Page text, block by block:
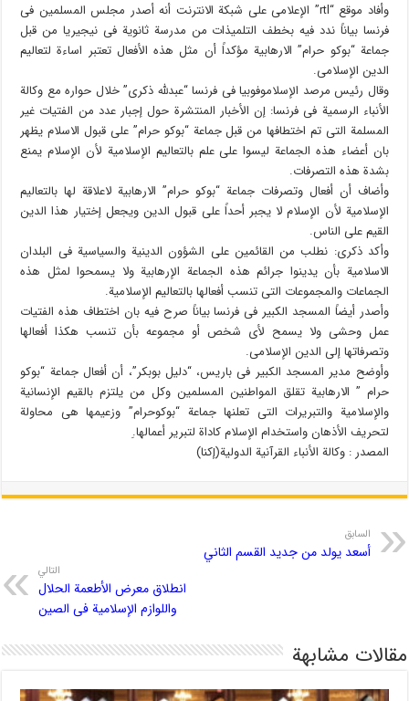
وأفاد موقع “rtl” الإعلامی على شبکة الانترنت أنه أصدر مجلس المسلمین فی
فرنسا بیاناً ندد فیه بخطف التلمیذات من مدرسة ثانویة فی نیجیریا من قبل
جماعة “بوکو حرام” الارهابیة مؤکداً أن مثل هذه الأفعال تعتبر اساءة لتعالیم
الدین الإسلامی.
وقال رئیس مرصد الإسلاموفوبیا فی فرنسا “عبدلله ذکرى” خلال حواره مع وکالة
الأنباء الرسمیة فی فرنسا: إن الأخبار المنتشرة حول إجبار عدد من الفتیات غیر
المسلمة التی تم اختطافها من قبل جماعة “بوکو حرام” على قبول الاسلام یظهر
بان أعضاء هذه الجماعة لیسوا علی علم بالتعالیم الإسلامیة لأن الإسلام یمنع
بشدة هذه التصرفات.
وأضاف أن أفعال وتصرفات جماعة “بوکو حرام” الارهابیة لاعلاقة لها بالتعالیم
الإسلامیة لأن الإسلام لا یجبر أحداً على قبول الدین ویجعل إختیار هذا الدین
القیم على الناس.
وأکد ذکرى: نطلب من القائمین على الشؤون الدینیة والسیاسیة فی البلدان
الاسلامیة بأن یدینوا جرائم هذه الجماعة الإرهابیة ولا یسمحوا لمثل هذه
الجماعات والمجموعات التی تنسب أفعالها بالتعالیم الإسلامیة.
وأصدر أیضاً المسجد الکبیر فی فرنسا بیاناً صرح فیه بان اختطاف هذه الفتیات
عمل وحشی ولا یسمح لأی شخص أو مجموعه بأن تنسب هکذا أفعالها
وتصرفاتها إلى الدین الإسلامی.
وأوضح مدیر المسجد الکبیر فی باریس، “دلیل بوبکر”، أن أفعال جماعة “بوکو
حرام ” الارهابیة تقلق المواطنین المسلمین وکل من یلتزم بالقیم الإنسانیة
والإسلامیة والتبریرات التی تعلنها جماعة “بوکوحرام” وزعیمها هی محاولة
لتحریف الأذهان واستخدام الإسلام کاداة لتبریر أعمالها.ِ
المصدر : وکالة الأنباء القرآنیة الدولیة(إکنا)
السابق
أسعد يولد من جديد القسم الثاني
التالي
انطلاق معرض الأطعمة الحلال
واللوازم الإسلامیة فی الصین
مقالات مشابهة